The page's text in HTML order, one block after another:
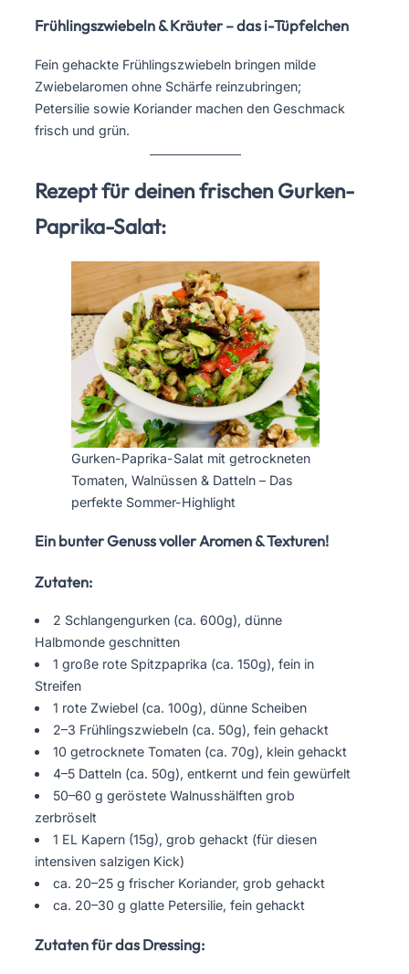
Frühlingszwiebeln & Kräuter – das i-Tüpfelchen
Fein gehackte Frühlingszwiebeln bringen milde
Zwiebelaromen ohne Schärfe reinzubringen;
Petersilie sowie Koriander machen den Geschmack
frisch und grün.
Rezept für deinen frischen Gurken-
Paprika-Salat:
Gurken-Paprika-Salat mit getrockneten
Tomaten, Walnüssen & Datteln – Das
perfekte Sommer-Highlight
Ein bunter Genuss voller Aromen & Texturen!
Zutaten:
2 Schlangengurken (ca. 600g), dünne
Halbmonde geschnitten
1 große rote Spitzpaprika (ca. 150g), fein in
Streifen
1 rote Zwiebel (ca. 100g), dünne Scheiben
2–3 Frühlingszwiebeln (ca. 50g), fein gehackt
10 getrocknete Tomaten (ca. 70g), klein gehackt
4–5 Datteln (ca. 50g), entkernt und fein gewürfelt
50–60 g geröstete Walnusshälften grob
zerbröselt
1 EL Kapern (15g), grob gehackt (für diesen
intensiven salzigen Kick)
ca. 20–25 g frischer Koriander, grob gehackt
ca. 20–30 g glatte Petersilie, fein gehackt
Zutaten für das Dressing: